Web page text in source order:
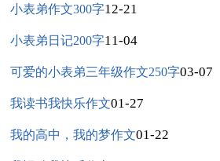
小表弟作文300字12-21
小表弟日记200字11-04
可爱的小表弟三年级作文250字03-07
我读书我快乐作文01-27
我的高中，我的梦作文01-22